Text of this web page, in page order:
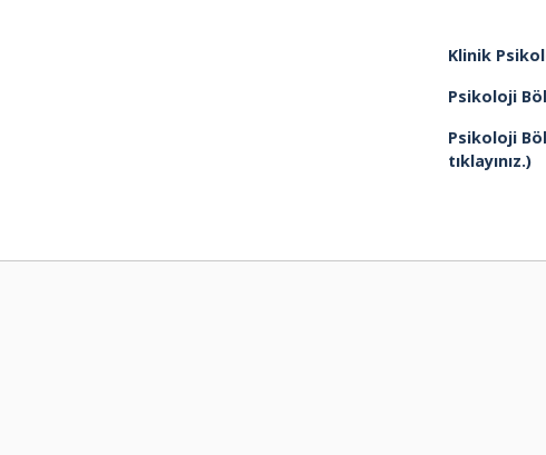
Klinik
Psikoloji
Psikoloji
tıklayınız.)